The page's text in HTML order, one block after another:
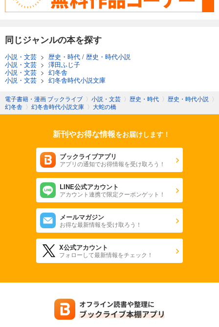
同じジャンルの本を探す
小説・文芸 > 歴史・時代 / 歴史・時代小説
小説・文芸 > 澤田ふじ子
小説・文芸 > 幻冬舎
小説・文芸 > 幻冬舎時代小説文庫
電子書籍・漫画 ブックライブ 〉 小説・文芸 〉 歴史・時代 〉 歴史・時代小説 〉
幻冬舎 〉 幻冬舎時代小説文庫 〉 大蛇の橋
新刊やお得な情報をお届けします！
ブックライブアプリ
アプリの通知でお得情報を受け取ろう！
LINE公式アカウント
アカウント連携で限定クーポンゲット！
メールマガジン
お得な最新情報を受け取ろう！
X公式アカウント
フォローして最新情報をチェック！